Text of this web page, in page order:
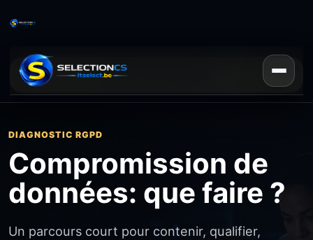
Lancer le diagnostic
DIAGNOSTIC RGPD
Compromission de
données: que faire ?
Un parcours court pour contenir, qualifier,